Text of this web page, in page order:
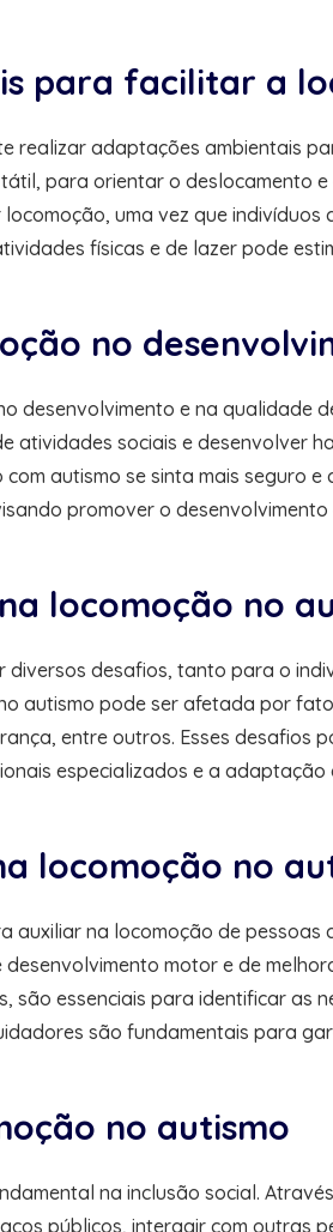
para facilitar a
realizar adaptações ambientais
para orientar o deslocamento
uma vez que
físicas e de lazer pode
no
desenvolvimento e na qualidade
atividades sociais e desenvolver
autismo se sinta mais seguro
promover o
locomoção no
desafios, tanto para o
autismo pode ser afetada por
entre outros. Esses
especializados e a
locomoção no
auxiliar na locomoção de
motor e de
essenciais para identificar as
são fundamentais para
no autismo
na inclusão social.
públicos, interagir com outras